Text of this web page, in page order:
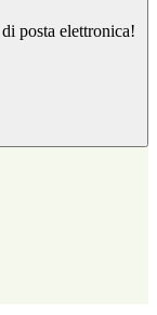
posta elettronica!